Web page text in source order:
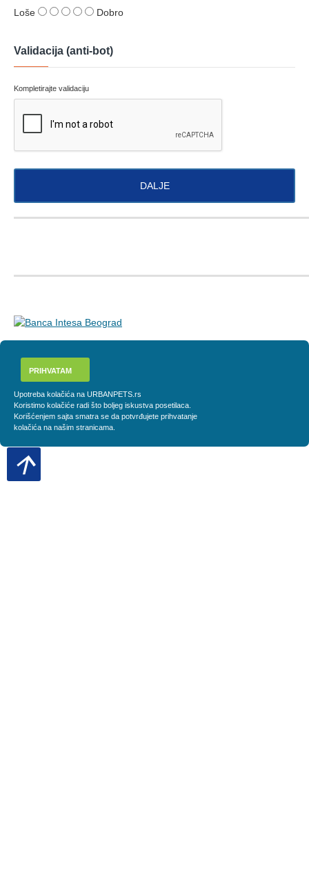
Loše Dobro
Validacija (anti-bot)
Kompletirajte validaciju
DALJE
PRIHVATAM
Upotreba kolačića na URBANPETS.rs
Koristimo kolačiće radi što boljeg iskustva posetilaca.
Korišćenjem sajta smatra se da potvrđujete prihvatanje
kolačića na našim stranicama.